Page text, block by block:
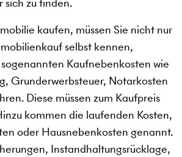
kaufen, müssen Sie nicht nur
selbst kennen,
Kaufnebenkosten wie
Grunderwerbsteuer, Notarkosten
Diese müssen zum Kaufpreis
kommen die laufenden Kosten,
oder Hausnebenkosten genannt.
Instandhaltungsrücklage,